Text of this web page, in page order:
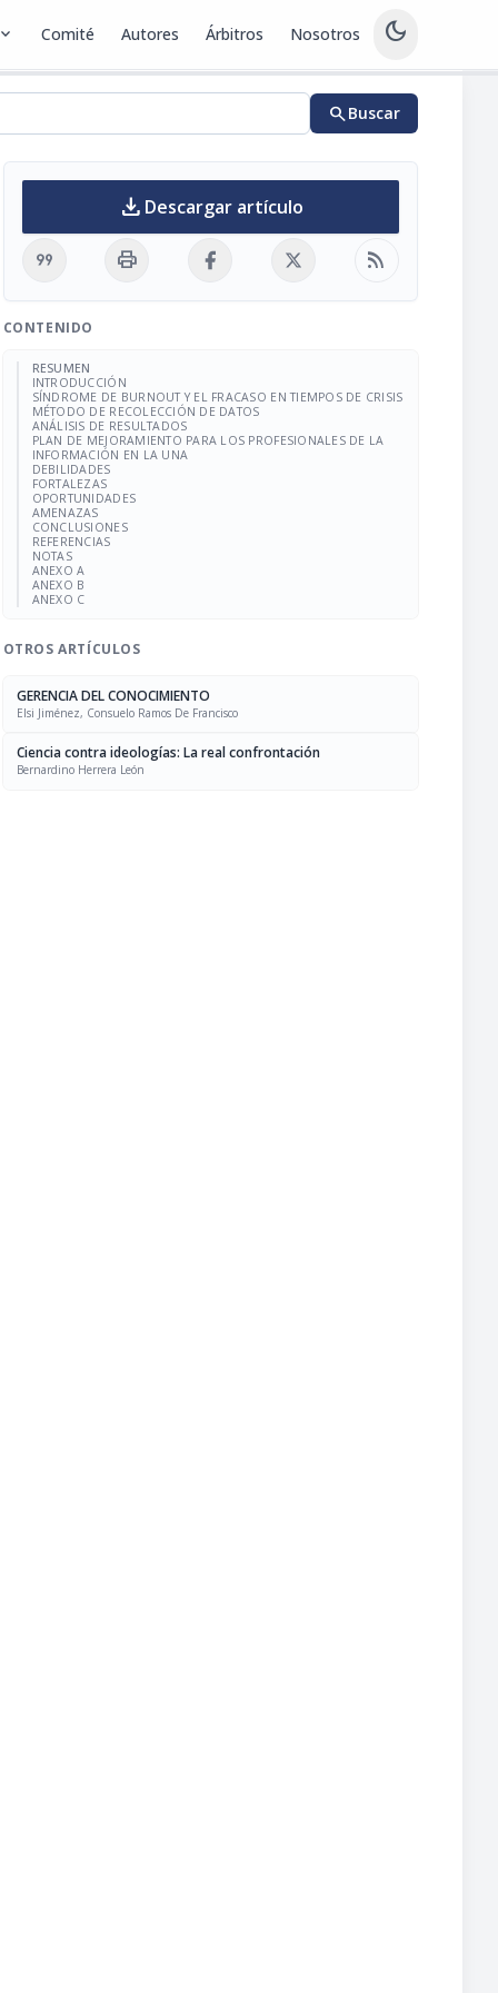
expand_more Comité Autores Árbitros Nosotros dark_mode
searchBuscar
download Descargar artículo
format_quote print rss_feed
CONTENIDO
RESUMEN
INTRODUCCIÓN
SÍNDROME DE BURNOUT Y EL FRACASO EN TIEMPOS DE CRISIS
MÉTODO DE RECOLECCIÓN DE DATOS
ANÁLISIS DE RESULTADOS
PLAN DE MEJORAMIENTO PARA LOS PROFESIONALES DE LA
INFORMACIÓN EN LA UNA
DEBILIDADES
FORTALEZAS
OPORTUNIDADES
AMENAZAS
CONCLUSIONES
REFERENCIAS
NOTAS
ANEXO A
ANEXO B
ANEXO C
OTROS ARTÍCULOS
GERENCIA DEL CONOCIMIENTO
Elsi Jiménez, Consuelo Ramos De Francisco
Ciencia contra ideologías: La real confrontación
Bernardino Herrera León